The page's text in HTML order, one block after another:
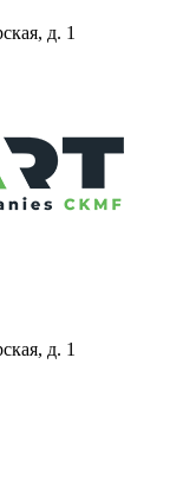
д. 1
д. 1